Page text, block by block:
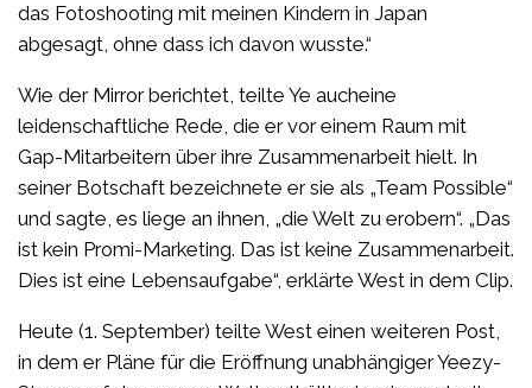
das Fotoshooting mit meinen Kindern in Japan
abgesagt, ohne dass ich davon wusste.“
Wie der Mirror berichtet, teilte Ye aucheine
leidenschaftliche Rede, die er vor einem Raum mit
Gap-Mitarbeitern über ihre Zusammenarbeit hielt. In
seiner Botschaft bezeichnete er sie als „Team Possible“
und sagte, es liege an ihnen, „die Welt zu erobern“. „Das
ist kein Promi-Marketing. Das ist keine Zusammenarbeit.
Dies ist eine Lebensaufgabe“, erklärte West in dem Clip.
Heute (1. September) teilte West einen weiteren Post,
in dem er Pläne für die Eröffnung unabhängiger Yeezy-